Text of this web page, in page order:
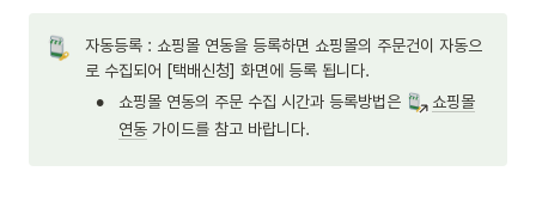
자동등록 : 쇼핑몰 연동을 등록하면 쇼핑몰의 주문건이 자동으
로 수집되어 [택배신청] 화면에 등록 됩니다.
• 쇼핑몰 연동의 주문 수집 시간과 등록방법은
쇼핑몰
연동 가이드를 참고 바랍니다.